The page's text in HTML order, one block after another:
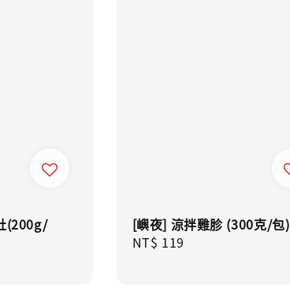
(200g/
[嶼夜] 涼拌雞胗 (300克/包)
Regular
NT$ 119